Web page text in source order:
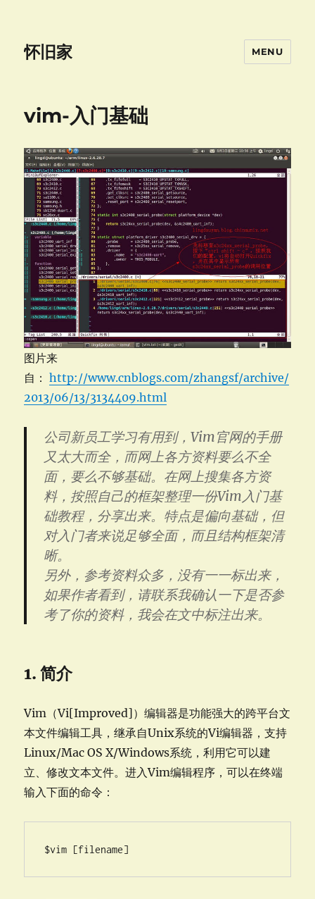
怀旧家 MENU
vim-入门基础
图片来
自：http://www.cnblogs.com/zhangsf/archive/
2013/06/13/3134409.html
公司新员工学习有用到，Vim官网的手册
又太大而全，而网上各方资料要么不全
面，要么不够基础。在网上搜集各方资
料，按照自己的框架整理一份Vim入门基
础教程，分享出来。特点是偏向基础，但
对入门者来说足够全面，而且结构框架清
晰。
另外，参考资料众多，没有一一标出来，
如果作者看到，请联系我确认一下是否参
考了你的资料，我会在文中标注出来。
1. 简介
Vim（Vi[Improved]）编辑器是功能强大的跨平台文
本文件编辑工具，继承自Unix系统的Vi编辑器，支持
Linux/Mac OS X/Windows系统，利用它可以建
立、修改文本文件。进入Vim编辑程序，可以在终端
输入下面的命令：
$vim [filename]